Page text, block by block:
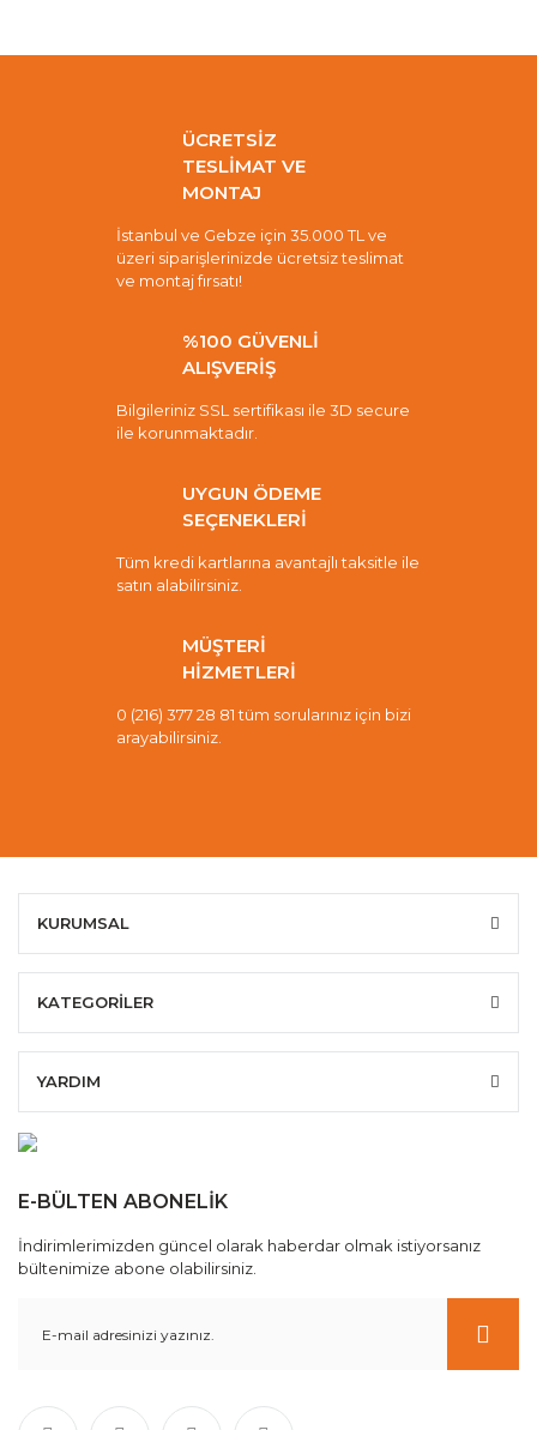
ÜCRETSİZ
TESLİMAT VE
MONTAJ
İstanbul ve Gebze için 35.000 TL ve
üzeri siparişlerinizde ücretsiz teslimat
ve montaj fırsatı!
%100 GÜVENLİ
ALIŞVERİŞ
Bilgileriniz SSL sertifikası ile 3D secure
ile korunmaktadır.
UYGUN ÖDEME
SEÇENEKLERİ
Tüm kredi kartlarına avantajlı taksitle ile
satın alabilirsiniz.
MÜŞTERİ
HİZMETLERİ
0 (216) 377 28 81 tüm sorularınız için bizi
arayabilirsiniz.
KURUMSAL
KATEGORİLER
YARDIM
E-BÜLTEN ABONELİK
İndirimlerimizden güncel olarak haberdar olmak istiyorsanız
bültenimize abone olabilirsiniz.